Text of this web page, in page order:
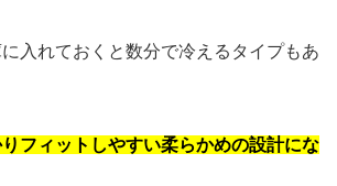
に入れておくと数分で冷えるタイプもあ
フィットしやすい柔らかめの設計にな